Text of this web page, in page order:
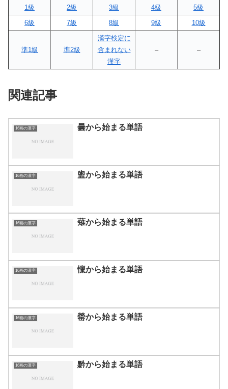
1級 2級 3級 4級
5級
6級
7級 8級 9級 10級
準1級 準2級
漢字検定に
含まれない
漢字
– –
関連記事
16画の漢字 曇から始まる単語
16画の漢字 盥から始まる単語
16画の漢字 薙から始まる単語
16画の漢字 懍から始まる単語
16画の漢字 罃から始まる単語
16画の漢字 黔から始まる単語